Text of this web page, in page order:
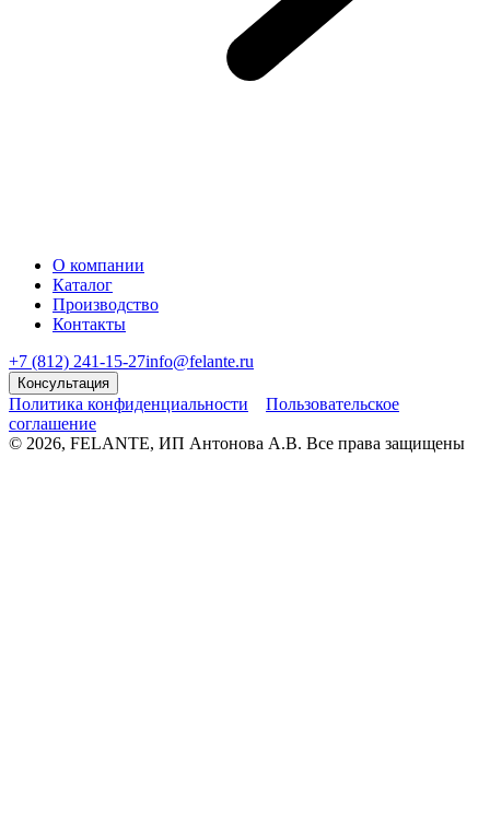
О компании
Каталог
Производство
Контакты
+7 (812) 241-15-27info@felante.ru
Консультация
Политика конфиденциальности
Пользовательское
соглашение
© 2026, FELANTE, ИП Антонова А.В. Все права защищены